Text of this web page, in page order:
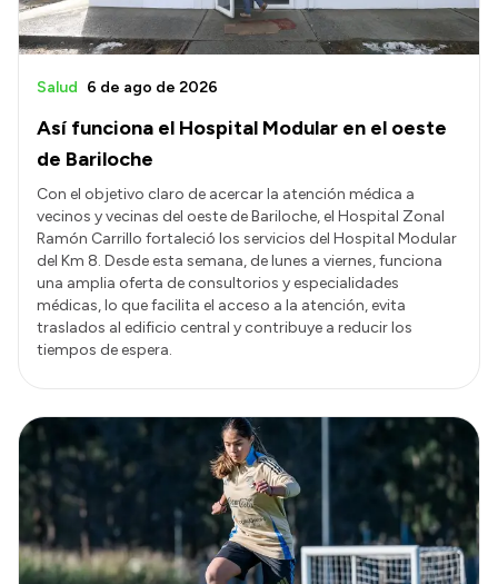
Así funciona el Hospital Modular en el oeste
de Bariloche
Salud 6 de ago de 2026
Con el objetivo claro de acercar la atención médica a
vecinos y vecinas del oeste de Bariloche, el Hospital Zonal
Ramón Carrillo fortaleció los servicios del Hospital Modular
del Km 8. Desde esta semana, de lunes a viernes, funciona
una amplia oferta de consultorios y especialidades
médicas, lo que facilita el acceso a la atención, evita
traslados al edificio central y contribuye a reducir los
tiempos de espera.